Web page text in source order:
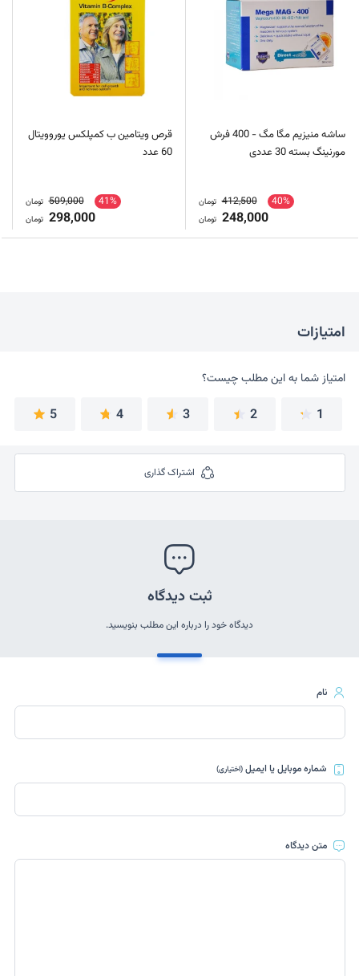
ساشه منیزیم مگا مگ - 400 فرش
مورنینگ بسته 30 عددی
40%
412,500 تومان
248,000 تومان
قرص ویتامین ب کمپلکس یوروویتال
60 عدد
41%
509,000 تومان
298,000 تومان
امتیازات
امتیاز شما به این مطلب چیست؟
امتیاز شما به این مطلب چیست؟
1
2
3
4
5
اشتراک گذاری
ثبت دیدگاه
دیدگاه خود را درباره این مطلب بنویسید.
نام
شماره موبایل یا ایمیل(اختیاری)
متن دیدگاه